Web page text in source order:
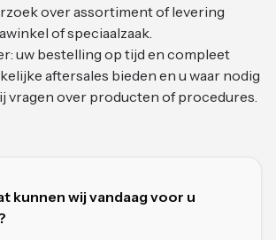
over assortiment of levering
of speciaalzaak.
uw bestelling op tijd en compleet
aftersales bieden en u waar nodig
vragen over producten of procedures.
kunnen wij vandaag voor u